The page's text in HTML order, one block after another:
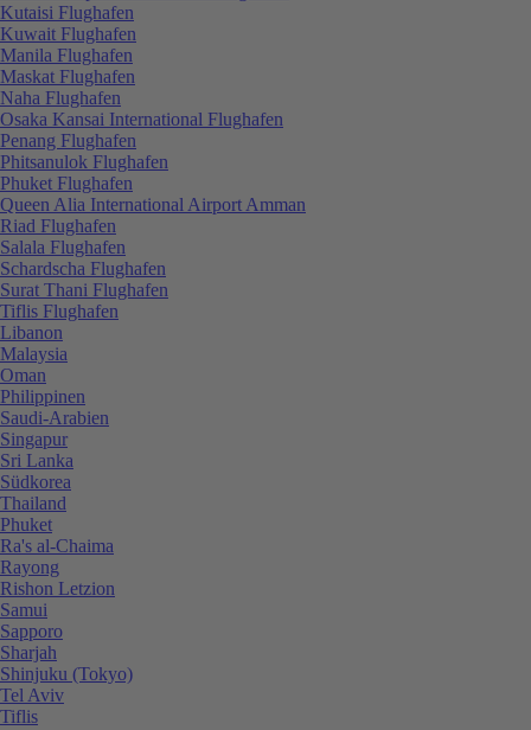
Kutaisi Flughafen
Kuwait Flughafen
Manila Flughafen
Maskat Flughafen
Naha Flughafen
Osaka Kansai International Flughafen
Penang Flughafen
Phitsanulok Flughafen
Phuket Flughafen
Queen Alia International Airport Amman
Riad Flughafen
Salala Flughafen
Schardscha Flughafen
Surat Thani Flughafen
Tiflis Flughafen
Libanon
Malaysia
Oman
Philippinen
Saudi-Arabien
Singapur
Sri Lanka
Südkorea
Thailand
Phuket
Ra's al-Chaima
Rayong
Rishon Letzion
Samui
Sapporo
Sharjah
Shinjuku (Tokyo)
Tel Aviv
Tiflis